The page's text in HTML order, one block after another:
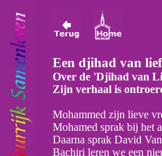
Een djihad van
Over de 'Djihad van
Zijn verhaal is
Mohammed zijn lieve
Mohamed sprak bij het
Daarna sprak David
Bachiri leren we een